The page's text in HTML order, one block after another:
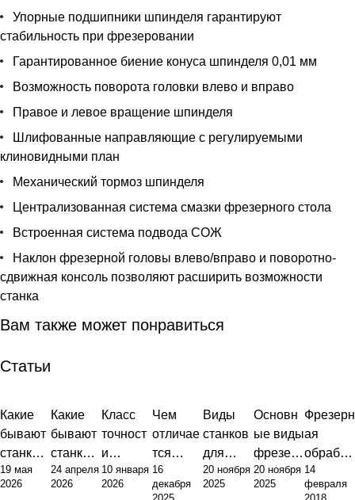
Упорные подшипники шпинделя гарантируют
стабильность при фрезеровании
Гарантированное биение конуса шпинделя 0,01 мм
Возможность поворота головки влево и вправо
Правое и левое вращение шпинделя
Шлифованные направляющие с регулируемыми
клиновидными план
Механический тормоз шпинделя
Централизованная система смазки фрезерного стола
Встроенная система подвода СОЖ
Наклон фрезерной головы влево/вправо и поворотно-
сдвижная консоль позволяют расширить возможности
станка
Вам также может понравиться
Статьи
Какие
бывают
станки с
ЧПУ:
инжене
19 мая
2026
Какие
бывают
станки:
полный
обзор
24 апреля
2026
Класс
точност
и
фрезер
ного
10 января
2026
Чем
отличае
тся
токарны
й станок
16
декабря
Виды
станков
для
металло
обработ
20 ноября
2025
Основн
ые виды
фрезер
ных
станков:
20 ноября
2025
Фрезерн
ая
обработ
ка
металло
14
февраля